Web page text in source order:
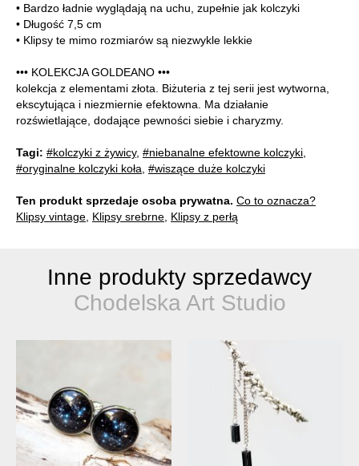
• Bardzo ładnie wyglądają na uchu, zupełnie jak kolczyki
• Długość 7,5 cm
• Klipsy te mimo rozmiarów są niezwykle lekkie
••• KOLEKCJA GOLDEANO •••
kolekcja z elementami złota. Biżuteria z tej serii jest wytworna,
ekscytująca i niezmiernie efektowna. Ma działanie
rozświetlające, dodające pewności siebie i charyzmy.
Tagi: #kolczyki z żywicy, #niebanalne efektowne kolczyki
#oryginalne kolczyki koła #wiszące duże kolczyki
Ten produkt sprzedaje osoba prywatna. Co to oznacza?
Klipsy vintage Klipsy srebrne Klipsy z perłą
Inne produkty sprzedawcy
Chodelska Art Studio